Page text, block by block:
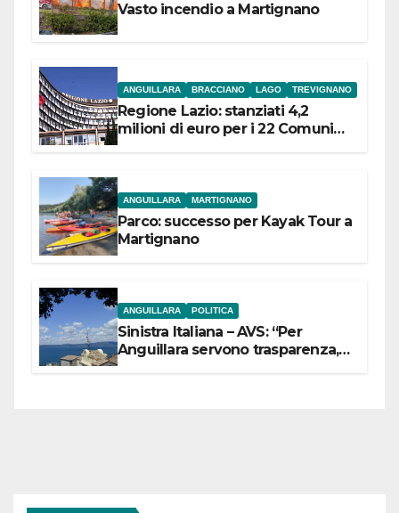
Vasto incendio a Martignano
ANGUILLARA BRACCIANO LAGO TREVIGNANO
Regione Lazio: stanziati 4,2
milioni di euro per i 22 Comuni
ANGUILLARA MARTIGNANO
Parco: successo per Kayak Tour a
Martignano
ANGUILLARA POLITICA
Sinistra Italiana – AVS: “Per
Anguillara servono trasparenza,